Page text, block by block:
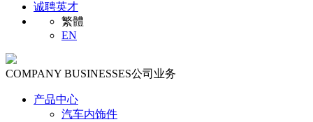
诚聘英才
繁體
EN
COMPANY BUSINESSES公司业务
产品中心
汽车内饰件